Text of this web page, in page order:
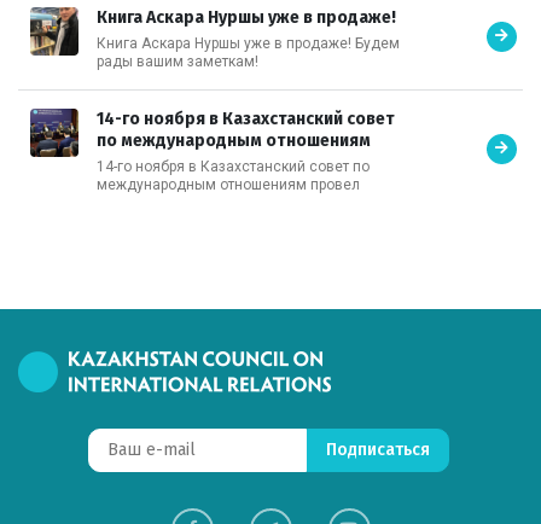
организованный Казахстанским советом по
Международным секретариатом G-Global и
Институтом Конфуция при Евразийском
национальном университете имени
ассоциацией общественной дипломатии при
МИД КНР, Международным сайтом
«Хуаньцюван».
Книга Аскара Нуршы уже в продаже!
Книга Аскара Нуршы уже в продаже! Будем
рады вашим заметкам!
14-го ноября в Казахстанский совет
по международным отношениям
провел экспертную встречу
14-го ноября в Казахстанский совет по
международным отношениям провел
Подписаться